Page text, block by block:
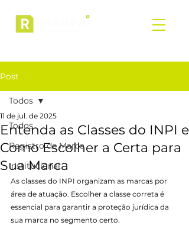
Post
Todos
Registro de Marca
Institucional
Todos
Entenda as Classes do INPI e
Como Escolher a Certa para
Sua Marca
11 de jul. de 2025
As classes do INPI organizam as marcas por
área de atuação. Escolher a classe correta é
essencial para garantir a proteção jurídica da
sua marca no segmento certo.